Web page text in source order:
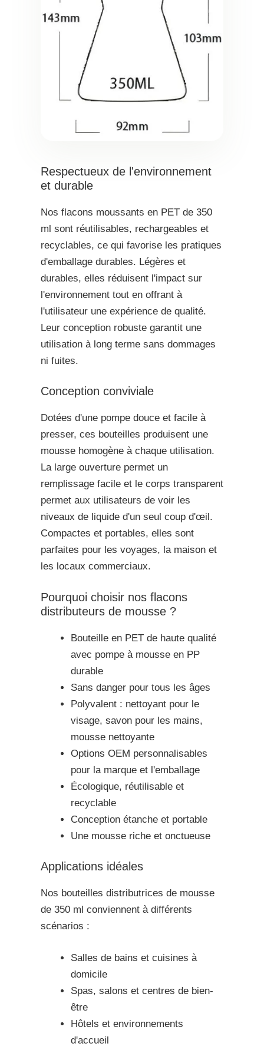
Respectueux de l'environnement
et durable
Nos flacons moussants en PET de 350
ml sont réutilisables, rechargeables et
recyclables, ce qui favorise les pratiques
d'emballage durables. Légères et
durables, elles réduisent l'impact sur
l'environnement tout en offrant à
l'utilisateur une expérience de qualité.
Leur conception robuste garantit une
utilisation à long terme sans dommages
ni fuites.
Conception conviviale
Dotées d'une pompe douce et facile à
presser, ces bouteilles produisent une
mousse homogène à chaque utilisation.
La large ouverture permet un
remplissage facile et le corps transparent
permet aux utilisateurs de voir les
niveaux de liquide d'un seul coup d'œil.
Compactes et portables, elles sont
parfaites pour les voyages, la maison et
les locaux commerciaux.
Pourquoi choisir nos flacons
distributeurs de mousse ?
Bouteille en PET de haute qualité
avec pompe à mousse en PP
durable
Sans danger pour tous les âges
Polyvalent : nettoyant pour le
visage, savon pour les mains,
mousse nettoyante
Options OEM personnalisables
pour la marque et l'emballage
Écologique, réutilisable et
recyclable
Conception étanche et portable
Une mousse riche et onctueuse
Applications idéales
Nos bouteilles distributrices de mousse
de 350 ml conviennent à différents
scénarios :
Salles de bains et cuisines à
domicile
Spas, salons et centres de bien-
être
Hôtels et environnements
d'accueil